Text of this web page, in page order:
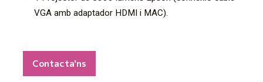
VGA amb adaptador HDMI i MAC).
Contacta'ns